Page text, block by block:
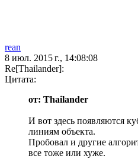
rean
8 июл. 2015 г., 14:08:08
Re[Thailander]:
Цитата:
от: Thailander
И вот здесь появляются
линиям объекта.
Пробовал и другие
все тоже или хуже.